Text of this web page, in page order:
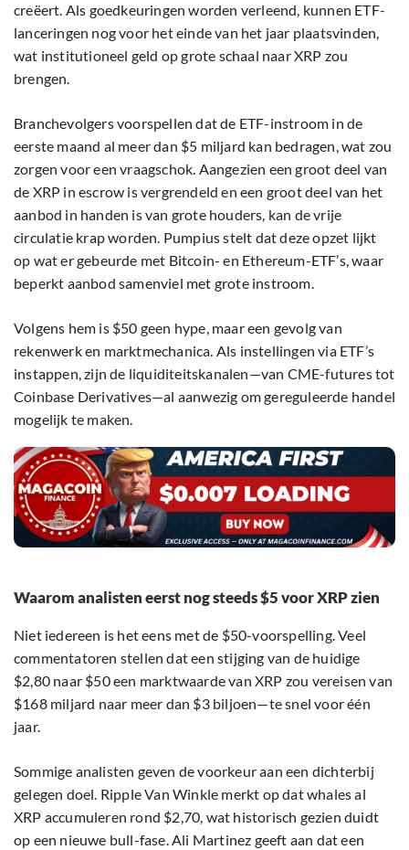
creëert. Als goedkeuringen worden verleend, kunnen ETF-
lanceringen nog voor het einde van het jaar plaatsvinden,
wat institutioneel geld op grote schaal naar XRP zou
brengen.
Branchevolgers voorspellen dat de ETF-instroom in de
eerste maand al meer dan $5 miljard kan bedragen, wat zou
zorgen voor een vraagschok. Aangezien een groot deel van
de XRP in escrow is vergrendeld en een groot deel van het
aanbod in handen is van grote houders, kan de vrije
circulatie krap worden. Pumpius stelt dat deze opzet lijkt
op wat er gebeurde met Bitcoin- en Ethereum-ETF’s, waar
beperkt aanbod samenviel met grote instroom.
Volgens hem is $50 geen hype, maar een gevolg van
rekenwerk en marktmechanica. Als instellingen via ETF’s
instappen, zijn de liquiditeitskanalen—van CME-futures tot
Coinbase Derivatives—al aanwezig om gereguleerde handel
mogelijk te maken.
Waarom analisten eerst nog steeds $5 voor XRP zien
Niet iedereen is het eens met de $50-voorspelling. Veel
commentatoren stellen dat een stijging van de huidige
$2,80 naar $50 een marktwaarde van XRP zou vereisen van
$168 miljard naar meer dan $3 biljoen—te snel voor één
jaar.
Sommige analisten geven de voorkeur aan een dichterbij
gelegen doel. Ripple Van Winkle merkt op dat whales al
XRP accumuleren rond $2,70, wat historisch gezien duidt
op een nieuwe bull-fase. Ali Martinez geeft aan dat een